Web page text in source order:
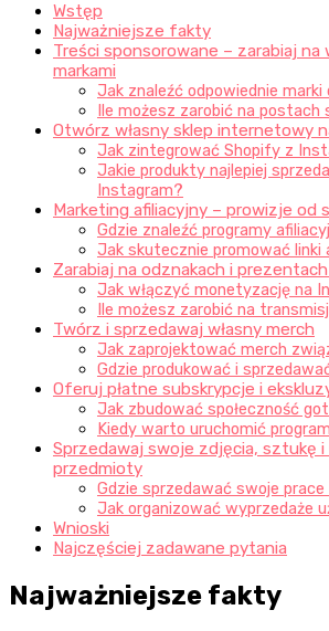
Wstęp
Najważniejsze fakty
Treści sponsorowane – zarabiaj na
markami
Jak znaleźć odpowiednie marki
Ile możesz zarobić na postach
Otwórz własny sklep internetowy
Jak zintegrować Shopify z
Jakie produkty najlepiej
Instagram?
Marketing afiliacyjny – prowizje od
Gdzie znaleźć programy
Jak skutecznie promować linki
Zarabiaj na odznakach i
Jak włączyć monetyzację na
Ile możesz zarobić na
Twórz i sprzedawaj własny merch
Jak zaprojektować merch
Gdzie produkować i
Oferuj płatne subskrypcje i
Jak zbudować społeczność
Kiedy warto uruchomić
Sprzedawaj swoje zdjęcia, sztukę i
przedmioty
Gdzie sprzedawać swoje
Jak organizować wyprzedaże
Wnioski
Najczęściej zadawane pytania
Najważniejsze fakty